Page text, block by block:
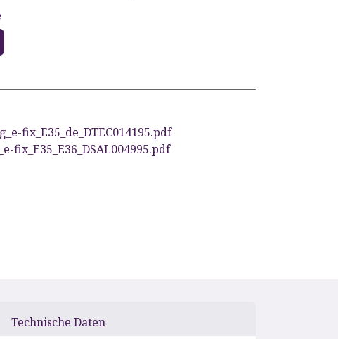
fix_E35_de_DTEC014195.pdf
fix_E35_E36_DSAL004995.pdf
Technische Daten